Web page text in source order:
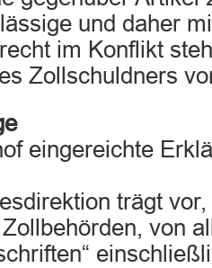
und daher
im Konflikt
Zollschuldners
eingereichte
trägt
von